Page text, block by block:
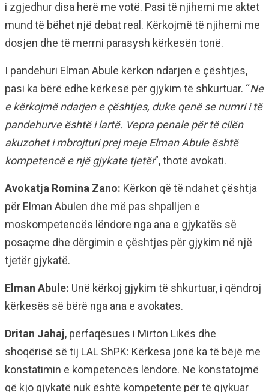
i zgjedhur disa herë me votë. Pasi të njihemi me aktet
mund të bëhet një debat real. Kërkojmë të njihemi me
dosjen dhe të merrni parasysh kërkesën tonë.
I pandehuri Elman Abule kërkon ndarjen e çështjes,
pasi ka bërë edhe kërkesë për gjykim të shkurtuar. “Ne
e kërkojmë ndarjen e çështjes, duke qenë se numri i të
pandehurve është i lartë. Vepra penale për të cilën
akuzohet i mbrojturi prej meje Elman Abule është
kompetencë e një gjykate tjetër”, thotë avokati.
Avokatja Romina Zano: Kërkon që të ndahet çështja
për Elman Abulen dhe më pas shpalljen e
moskompetencës lëndore nga ana e gjykatës së
posaçme dhe dërgimin e çështjes për gjykim në një
tjetër gjykatë.
Elman Abule: Unë kërkoj gjykim të shkurtuar, i qëndroj
kërkesës së bërë nga ana e avokates.
Dritan Jahaj, përfaqësues i Mirton Likës dhe
shoqërisë së tij LAL ShPK: Kërkesa jonë ka të bëjë me
konstatimin e kompetencës lëndore. Ne konstatojmë
që kjo gjykatë nuk është kompetente për të gjykuar